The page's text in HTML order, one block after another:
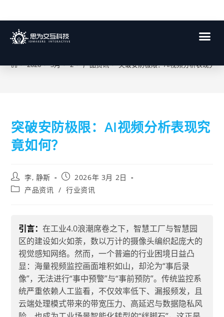
博客
> 2026 > 3月 > 2 > 产品资讯 > 突破安防极限：AI视频分析表现究
突破安防极限：AI视频分析表现究
竟如何？
李, 静斯
2026年 3月 2日
产品资讯 / 行业资讯
引言：在工业4.0浪潮席卷之下，智慧工厂与智慧园
区的建设如火如荼，数以万计的摄像头编织起庞大的
视觉感知网络。然而，一个普遍的行业困境日益凸
显：海量视频监控画面堆积如山，却沦为“事后录
像”，无法进行“事中预警”与“事前预防”。传统监控系
统严重依赖人工监看，不仅效率低下、漏报频发，且
云端处理模式带来的带宽压力、高延迟与数据隐私风